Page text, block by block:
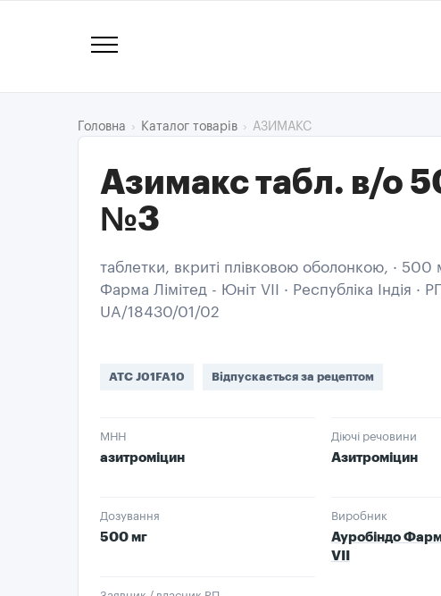
Головна Каталог товарів АЗИМАКС
Азимакс табл. в/о
№3
таблетки, вкриті плівковою оболонкою, · 500
Фарма Лімітед - Юніт VІІ · Республіка Індія ·
UA/18430/01/02
ATC J01FA10 Відпускається за рецептом
МНН
азитроміцин
Діючі речовини
Азитроміцин
Дозування
500 мг
Виробник
Ауробіндо
VІІ